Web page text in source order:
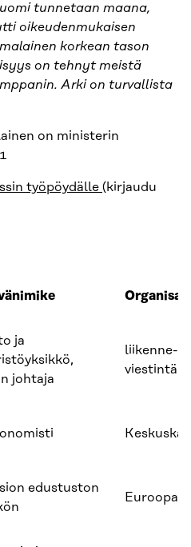
tunnetaan maana,
oikeudenmukaisen
korkean tason
on tehnyt meistä
Arki on turvallista
on ministerin
työpöydälle (kirjaudu
ja
johtaja
liikenne- ja
edustuston